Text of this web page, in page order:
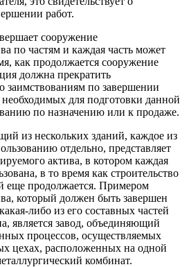
работ.
сооружение
по частям и каждая часть может
как продолжается сооружение
должна прекратить
заимствованиям по завершении
необходимых для подготовки данной
по назначению или к продаже.
из нескольких зданий, каждое из
отдельно, представляет
актива, в котором каждая
в то время как строительство
еще продолжается. Примером
который должен быть завершен
либо из его составных частей
является завод, объединяющий
процессов, осуществляемых
цехах, расположенных на одной
комбинат.